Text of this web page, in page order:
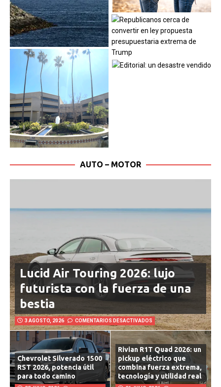
Lucid Air Touring 2026: lujo
futurista con la fuerza de una
bestia
3 AGOSTO, 2026 COMENTARIOS DESACTIVADOS
Chevrolet Silverado 1500
RST 2026, potencia útil
para todo camino
Rivian R1T Quad 2026: un
pickup eléctrico que
combina fuerza extrema,
tecnología y utilidad real